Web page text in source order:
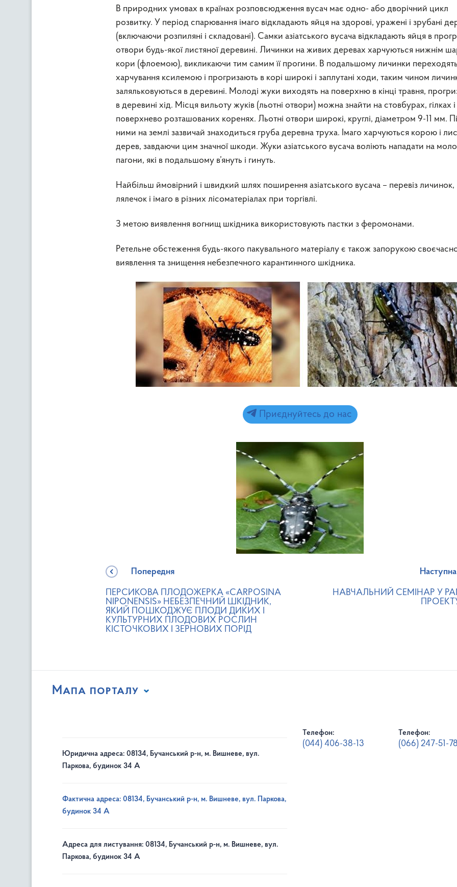
В природних умовах в країнах розповсюдження вусач має одно- або дворічний цикл
розвитку. У період спарювання імаго відкладають яйця на здорові, уражені і зрубані
(включаючи розпиляні і складовані). Самки азіатського вусача відкладають яйця в
отвори будь-якої листяної деревині. Личинки на живих деревах харчуються нижнім
кори (флоемою), викликаючи тим самим її прогини. В подальшому личинки
харчування ксилемою і прогризають в корі широкі і заплутані ходи, таким чином
заляльковуються в деревині. Молоді жуки виходять на поверхню в кінці травня,
в деревині хід. Місця вильоту жуків (льотні отвори) можна знайти на стовбурах, гілках
поверхнево розташованих коренях. Льотні отвори широкі, круглі, діаметром 9-11 мм.
ними на землі зазвичай знаходиться груба деревна труха. Імаго харчуються корою і
дерев, завдаючи цим значної шкоди. Жуки азіатського вусача воліють нападати на
пагони, які в подальшому в’януть і гинуть.
Найбільш ймовірний і швидкий шлях поширення азіатського вусача – перевіз личинок,
лялечок і імаго в різних лісоматеріалах при торгівлі.
З метою виявлення вогнищ шкідника використовують пастки з феромонами.
Ретельне обстеження будь-якого пакувального матеріалу є також запорукою
виявлення та знищення небезпечного карантинного шкідника.
Приєднуйтесь до нас
Попередня
ПЕРСИКОВА ПЛОДОЖЕРКА «CARPOSINA
NIPONENSIS» НЕБЕЗПЕЧНИЙ ШКІДНИК,
ЯКИЙ ПОШКОДЖУЄ ПЛОДИ ДИКИХ І
КУЛЬТУРНИХ ПЛОДОВИХ РОСЛИН
КІСТОЧКОВИХ І ЗЕРНОВИХ ПОРІД
Наступна
НАВЧАЛЬНИЙ СЕМІНАР У
Мапа порталу
Юридична адреса: 08134, Бучанський р-н, м. Вишневе, вул.
Паркова, будинок 34 А
Фактична адреса: 08134, Бучанський р-н, м. Вишневе, вул. Паркова,
будинок 34 А
Адреса для листування: 08134, Бучанський р-н, м. Вишневе, вул.
Паркова, будинок 34 А
Телефон:
(044) 406-38-13
Телефон:
(066) 247-51-